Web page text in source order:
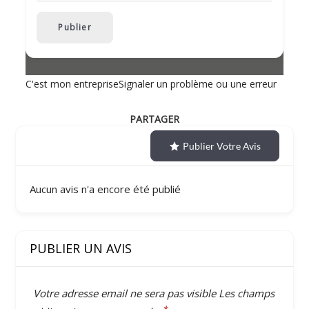
Publier
C'est mon entrepriseSignaler un problème ou une erreur
PARTAGER
Publier Votre Avis
Aucun avis n'a encore été publié
PUBLIER UN AVIS
Votre adresse email ne sera pas visibleLes champs